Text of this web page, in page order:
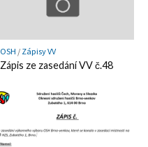
OSH / Zápisy VV
Zápis ze zasedání VV č.48